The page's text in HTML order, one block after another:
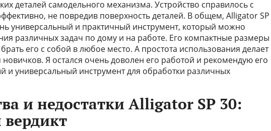
деталей самодельного механизма. Устройство справилось с
не повредив поверхность деталей. В общем, Alligator SP
универсальный и практичный инструмент, который можно
различных задач по дому и на работе. Его компактные размеры
его с собой в любое место. А простота использования делает
Я остался очень доволен его работой и рекомендую его
и универсальный инструмент для обработки различных
и недостатки Alligator SP 30: